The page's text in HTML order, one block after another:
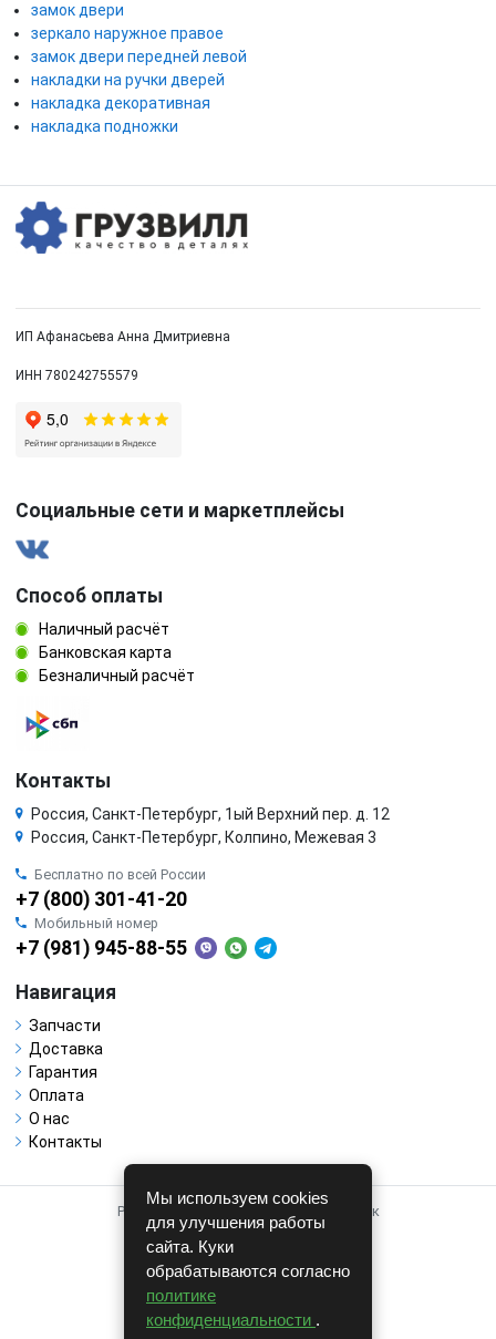
замок двери
зеркало наружное правое
замок двери передней левой
накладки на ручки дверей
накладка декоративная
накладка подножки
ИП Афанасьева Анна Дмитриевна
ИНН 780242755579
Социальные сети и маркетплейсы
Способ оплаты
Наличный расчёт
Банковская карта
Безналичный расчёт
Контакты
Россия, Санкт-Петербург, 1ый Верхний пер. д. 12
Россия, Санкт-Петербург, Колпино, Межевая 3
Бесплатно по всей России
+7 (800) 301-41-20
Мобильный номер
+7 (981) 945-88-55
Навигация
Запчасти
Доставка
Гарантия
Оплата
О нас
Контакты
Работает на системе для авторазборок
CARRO.БИЗНЕС
Полная версия
© COPYRIGHT 2026 г.
v1.1.24
Мы используем cookies
для улучшения работы
сайта. Куки
обрабатываются согласно
политике
конфиденциальности .